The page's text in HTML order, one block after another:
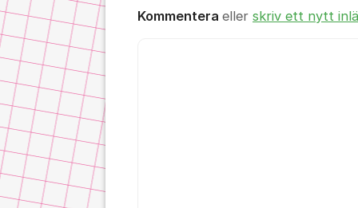
Kommentera eller skriv ett nytt